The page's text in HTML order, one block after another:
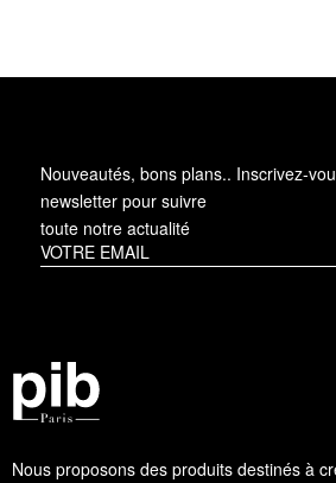
Nous proposons des produits destinés à
Nouveautés, bons plans.. Inscrivez-
newsletter pour suivre
toute notre actualité